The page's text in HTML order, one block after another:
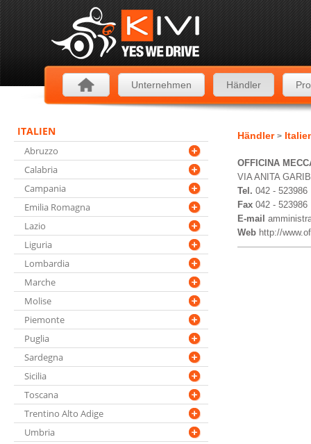
Unternehmen Händler
ITALIEN
Abruzzo
Calabria
Campania
Emilia Romagna
Lazio
Liguria
Lombardia
Marche
Molise
Piemonte
Puglia
Sardegna
Sicilia
Toscana
Trentino Alto Adige
Umbria
Händler >
OFFICINA
VIA ANITA
Tel. 042 - 523986
Fax 042 - 523986
E-mail
Web http://